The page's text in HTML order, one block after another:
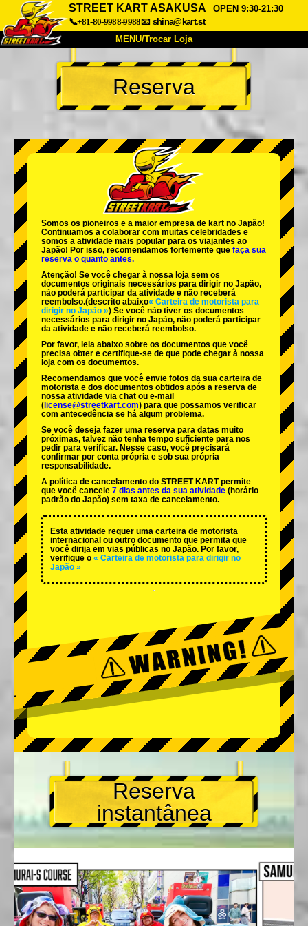
STREET KART ASAKUSA
OPEN 9:30-21:30
📞+81-80-9988-9988📧 shina@kart.st
MENU/Trocar Loja
INÍCIO
Sobre Especificações Preços
Empresa Reserva
Trocar Loja
Tokyo Shinagawa Tokyo Akihabara#1
Tokyo Akihabara#2
Tokyo Shibuya Annex Tokyo Bay
Tokyo Asakusa Osaka
Okinawa
Reserva
Somos os pioneiros e a maior empresa de kart no Japão!
Continuamos a colaborar com muitas celebridades e
somos a atividade mais popular para os viajantes ao
Japão! Por isso, recomendamos fortemente que faça sua
reserva o quanto antes.
Atenção! Se você chegar à nossa loja sem os
documentos originais necessários para dirigir no Japão,
não poderá participar da atividade e não receberá
reembolso.(descrito abaixo« Carteira de motorista para
dirigir no Japão ») Se você não tiver os documentos
necessários para dirigir no Japão, não poderá participar
da atividade e não receberá reembolso.
Por favor, leia abaixo sobre os documentos que você
precisa obter e certifique-se de que pode chegar à nossa
loja com os documentos.
Recomendamos que você envie fotos da sua carteira de
motorista e dos documentos obtidos após a reserva de
nossa atividade via chat ou e-mail
( license@streetkart.com) para que possamos verificar
com antecedência se há algum problema.
Se você deseja fazer uma reserva para datas muito
próximas, talvez não tenha tempo suficiente para nos
pedir para verificar. Nesse caso, você precisará
confirmar por conta própria e sob sua própria
responsabilidade.
A política de cancelamento do STREET KART permite
que você cancele 7 dias antes da sua atividade (horário
padrão do Japão) sem taxa de cancelamento.
Esta atividade requer uma carteira de motorista
internacional ou outro documento que permita que
você dirija em vias públicas no Japão. Por favor,
verifique o « Carteira de motorista para dirigir no
Japão »
Reserva
instantânea